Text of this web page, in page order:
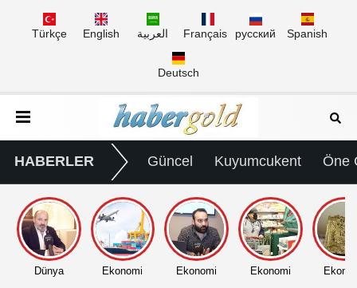
Türkçe English العربية Français русский Spanish
Deutsch
HABERLER Güncel Kuyumcukent Öne
Dünya Ekonomi Ekonomi Ekonomi